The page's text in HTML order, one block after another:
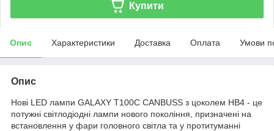
Купити
Опис Характеристики Доставка Оплата Умови
Опис
Нові LED лампи GALAXY T100C CANBUSS з цоколем HB4 - це
потужні світлодіодні лампи нового покоління, призначені на
встановлення у фари головного світла та у протитуманні